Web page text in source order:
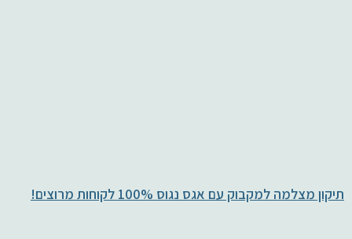
תיקון מצלמה למקבוק עם אגס נגוס 100% לקוחות מרוצים!